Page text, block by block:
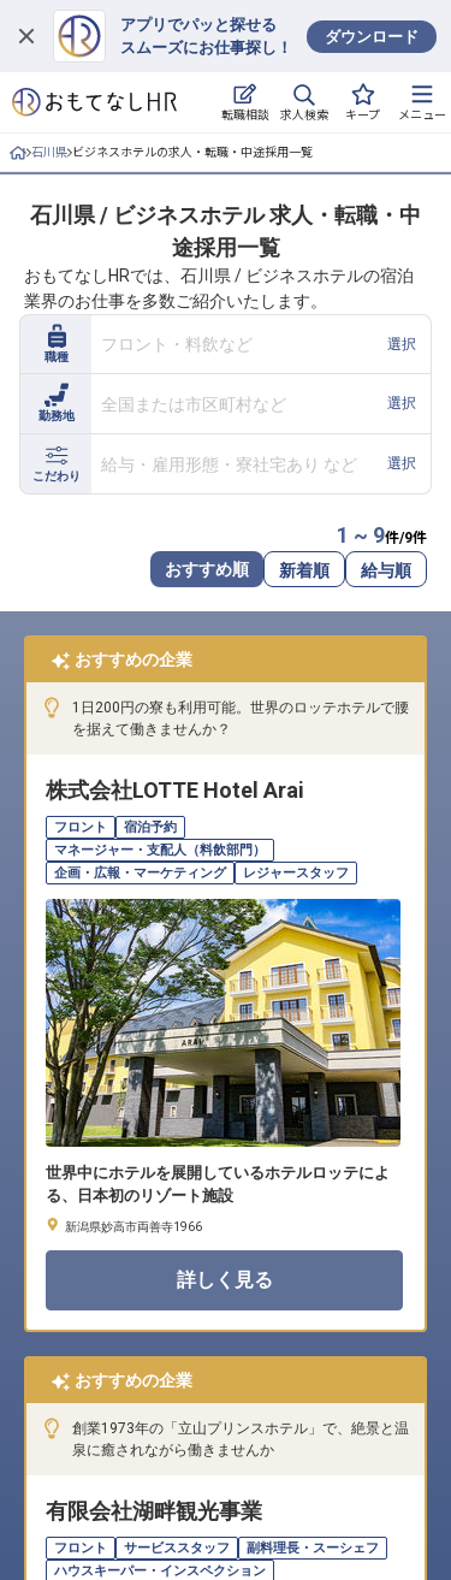
アプリでパッと探せる
スムーズにお仕事探し！
ダウンロード
転職相談 求人検索 キープ メニュー
ログイン
求人・施設を探す
就職・転職 合同説明会
おもてなしHRについて
ご利用の流れ
よくある質問
ホテル・宿泊業界情報コラム
転職サポートに申し込む
採用をお考えの企業様へ
石川県 ビジネスホテルの求人・転職・中途採用一覧
石川県 / ビジネスホテル 求人・転職・中
途採用一覧
おもてなしHRでは、石川県 / ビジネスホテルの宿泊
業界のお仕事を多数ご紹介いたします。
職種
フロント・料飲など 選択
勤務地
全国または市区町村など 選択
こだわり
給与・雇用形態・寮社宅あり など 選択
1 ~ 9件/9件
おすすめ順 新着順 給与順
おすすめの企業
1日200円の寮も利用可能。世界のロッテホテルで腰
を据えて働きませんか？
株式会社LOTTE Hotel Arai
フロント
宿泊予約
マネージャー・支配人（料飲部門）
企画・広報・マーケティング
レジャースタッフ
世界中にホテルを展開しているホテルロッテによ
る、日本初のリゾート施設
新潟県妙高市両善寺1966
詳しく見る
おすすめの企業
創業1973年の「立山プリンスホテル」で、絶景と温
泉に癒されながら働きませんか
有限会社湖畔観光事業
フロント サービススタッフ
副料理長・スーシェフ
ハウスキーパー・インスペクション